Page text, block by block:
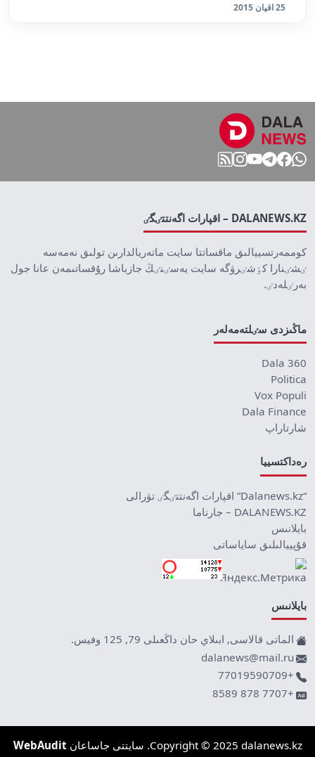
25 اقپان 2015
DALANEWS.KZ – اقپارات اگەنتتٸگٸ
كوممەرتسييالىق ماقساتتا سايت ماتەريالدارىن تولىق نەمەسە
ٸشٸنارا كٶشٸرۋگە سايت يەسٸنٸڭ جازباشا رۇقساتىمەن عانا جول
بەرٸلەدٸ.
ماڭىزدى سٸلتەمەلەر
Dala 360
Politica
Vox Populi
Dala Finance
شارتاراپ
رەداكتسييا
“Dalanews.kz” اقپارات اگەنتتٸگٸ تۋرالى
DALANEWS.KZ – جارناما
بايلانىس
قۇپييالىلىق ساياساتى
بايلانىس
الماتى قالاسى, ابىلاي حان داڭعىلى 79, 125 وفيس.
dalanews@mail.ru
+77019590709
+7707 878 8589
Copyright © 2025 dalanews.kz. سايتتى جاساعان WebAudit